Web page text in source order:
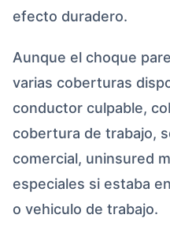
efecto duradero.
Aunque el choque
varias coberturas
conductor culpable,
cobertura de trabajo,
comercial, uninsured
especiales si estaba
o vehiculo de trabajo.